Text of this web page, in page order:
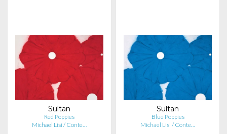
Sultan
Red Poppies
Michael Lisi / Conte…
Sultan
Blue Poppies
Michael Lisi / Conte…